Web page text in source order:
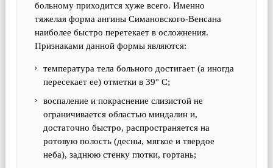
больному приходится хуже всего. Именно
тяжелая форма ангины Симановского-Венсана
наиболее быстро перетекает в осложнения.
Признаками данной формы являются:
температура тела больного достигает (а иногда
пересекает ее) отметки в 39° С;
воспаление и покраснение слизистой не
ограничивается областью миндалин и,
достаточно быстро, распространяется на
ротовую полость (десны, мягкое и твердое
неба), заднюю стенку глотки, гортань;